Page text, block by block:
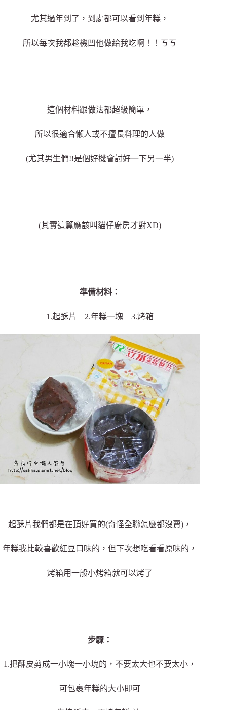
尤其過年到了，到處都可以看到年糕，
所以每次我都趁機凹他做給我吃啊！！ㄎㄎ
這個材料跟做法都超級簡單，
所以很適合懶人或不擅長料理的人做
(尤其男生們!!是個好機會討好一下另一半)
(其實這篇應該叫貓仔廚房才對XD)
準備材料：
1.起酥片 2.年糕一塊 3.烤箱
起酥片我們都是在頂好買的(奇怪全聯怎麼都沒賣)，
年糕我比較喜歡紅豆口味的，但下次想吃看看原味的，
烤箱用一般小烤箱就可以烤了
步驟：
1.把酥皮剪成一小塊一小塊的，不要太大也不要太小，
可包裹年糕的大小即可